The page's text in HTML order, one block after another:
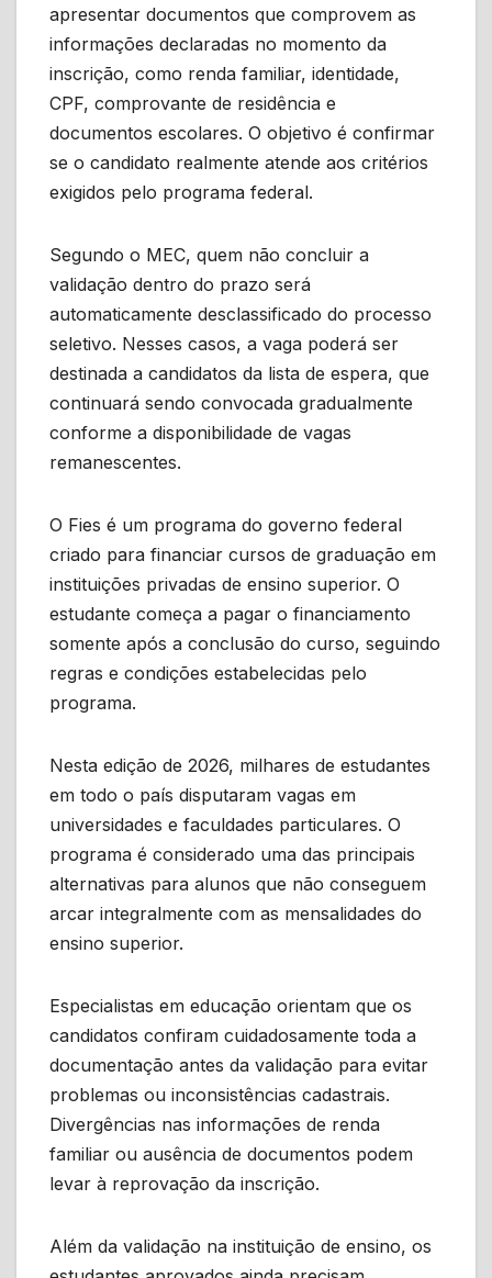
apresentar documentos que comprovem as
informações declaradas no momento da
inscrição, como renda familiar, identidade,
CPF, comprovante de residência e
documentos escolares. O objetivo é confirmar
se o candidato realmente atende aos critérios
exigidos pelo programa federal.
Segundo o MEC, quem não concluir a
validação dentro do prazo será
automaticamente desclassificado do processo
seletivo. Nesses casos, a vaga poderá ser
destinada a candidatos da lista de espera, que
continuará sendo convocada gradualmente
conforme a disponibilidade de vagas
remanescentes.
O Fies é um programa do governo federal
criado para financiar cursos de graduação em
instituições privadas de ensino superior. O
estudante começa a pagar o financiamento
somente após a conclusão do curso, seguindo
regras e condições estabelecidas pelo
programa.
Nesta edição de 2026, milhares de estudantes
em todo o país disputaram vagas em
universidades e faculdades particulares. O
programa é considerado uma das principais
alternativas para alunos que não conseguem
arcar integralmente com as mensalidades do
ensino superior.
Especialistas em educação orientam que os
candidatos confiram cuidadosamente toda a
documentação antes da validação para evitar
problemas ou inconsistências cadastrais.
Divergências nas informações de renda
familiar ou ausência de documentos podem
levar à reprovação da inscrição.
Além da validação na instituição de ensino, os